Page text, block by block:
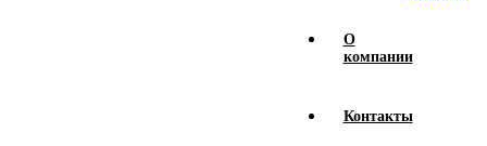
О
компании
Контакты